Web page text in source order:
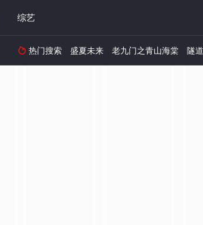
综艺
 热门搜索 盛夏未来 老九门之青山海棠 隧